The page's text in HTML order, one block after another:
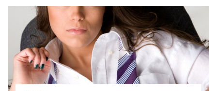
ponovno ustvariti kar se da naraven in svež videz –
sploh če morate v službo, na poslovni sestanek ali na
kosilo k mami. S pomočjo teh trikov boste kljub
neprespani noči videti kot rožice, polne življenje in
svežine.